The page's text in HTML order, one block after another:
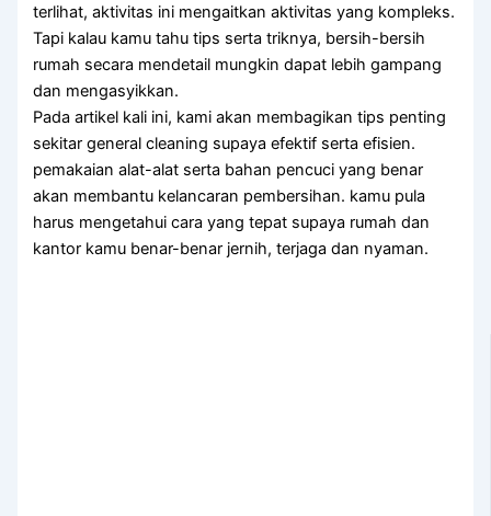
terlihat, aktivitas ini mengaitkan aktivitas yang kompleks.
Tapi kalau kamu tahu tips serta triknya, bersih-bersih
rumah secara mendetail mungkin dapat lebih gampang
dan mengasyikkan.
Pada artikel kali ini, kami akan membagikan tips penting
sekitar general cleaning supaya efektif serta efisien.
pemakaian alat-alat serta bahan pencuci yang benar
akan membantu kelancaran pembersihan. kamu pula
harus mengetahui cara yang tepat supaya rumah dan
kantor kamu benar-benar jernih, terjaga dan nyaman.